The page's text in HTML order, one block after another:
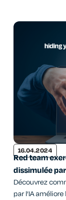
16.04.2024
Red team
dissimulée par
Découvrez
par l’IA